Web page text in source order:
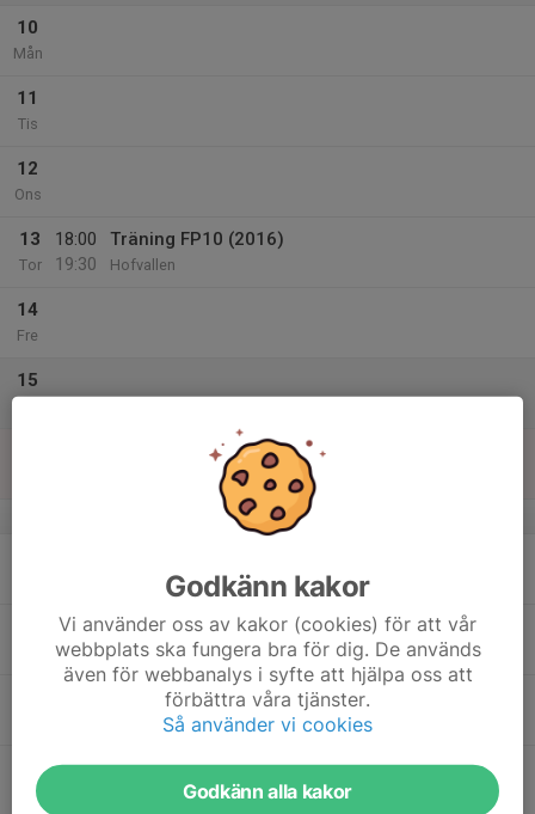
10
Mån
11
Tis
12
Ons
13
Tor
18:00
19:30
Träning FP10 (2016)
Hofvallen
14
Fre
15
v.34
Tor
18:00
Träning FP10 (2016)
Godkänn kakor
Vi använder oss av kakor (cookies) för att vår
webbplats ska fungera bra för dig. De används
även för webbanalys i syfte att hjälpa oss att
förbättra våra tjänster.
Så använder vi cookies
Godkänn alla kakor